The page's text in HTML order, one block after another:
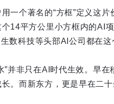
一个著名的“方框”定义这
14平方公里小方框内的AI
数科技等头部AI公司都在这
”并非只在AI时代生效。早
。而新东方，更是早在二十